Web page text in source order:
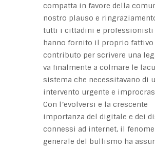
compatta in favore della
nostro plauso e
tutti i cittadini e professionisti
hanno fornito il proprio fattivo
contributo per scrivere una
va finalmente a colmare le
sistema che necessitavano di
intervento urgente e
Con l’evolversi e la crescente
importanza del digitale e dei
connessi ad internet, il
generale del bullismo ha